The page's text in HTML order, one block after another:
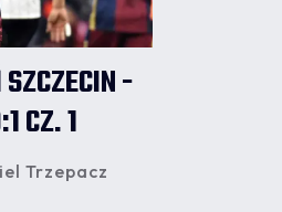
-
CZ. 1
Trzepacz